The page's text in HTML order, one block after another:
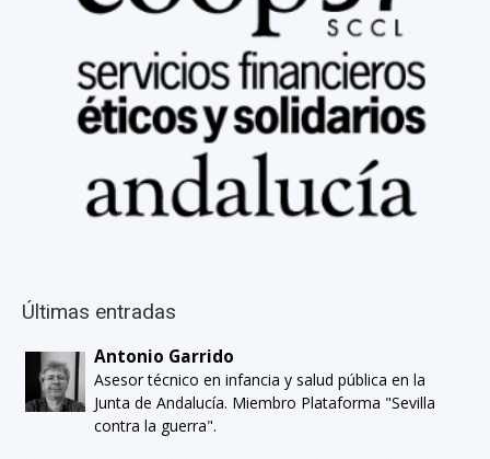
Últimas entradas
Antonio Garrido
Asesor técnico en infancia y salud pública en la
Junta de Andalucía. Miembro Plataforma "Sevilla
contra la guerra".